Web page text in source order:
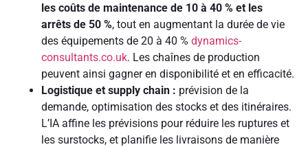
les coûts de maintenance de 10 à 40 % et les
arrêts de 50 %, tout en augmentant la durée de vie
des équipements de 20 à 40 % dynamics-
consultants.co.uk. Les chaînes de production
peuvent ainsi gagner en disponibilité et en efficacité.
Logistique et supply chain : prévision de la
demande, optimisation des stocks et des itinéraires.
L’IA affine les prévisions pour réduire les ruptures et
les surstocks, et planifie les livraisons de manière